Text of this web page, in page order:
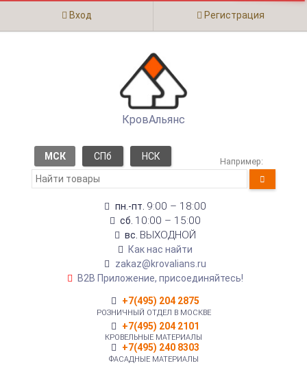
Вход Регистрация
КровАльянс
МСК СПб НСК Например:
пн.-пт. 9:00 – 18:00
сб. 10:00 – 15:00
вс. ВЫХОДНОЙ
Как нас найти
zakaz@krovalians.ru
B2B Приложение, присоединяйтесь!
+7(495) 204 2875
РОЗНИЧНЫЙ ОТДЕЛ В МОСКВЕ
+7(495) 204 2101
КРОВЕЛЬНЫЕ МАТЕРИАЛЫ
+7(495) 240 8303
ФАСАДНЫЕ МАТЕРИАЛЫ